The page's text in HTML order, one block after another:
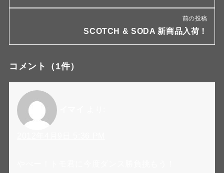
前の投稿
SCOTCH & SODA 新商品入荷！
コメント （1件）